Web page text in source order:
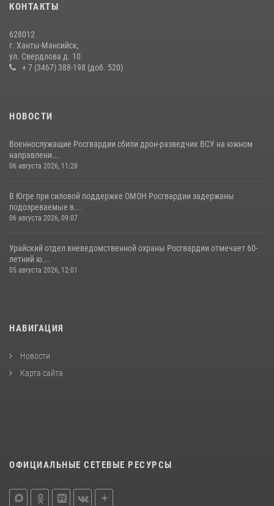
28 июля 2026, 09:15
тематические встречи с молодежью
29 июля 2026, 09:54
КОНТАКТЫ
628012
г. Ханты-Мансийск,
ул. Свердлова д. 10
+ 7 (3467) 388-198 (доб. 520)
НОВОСТИ
Военнослужащие Росгвардии сбили дрон-разведчик ВСУ на южном
направлени...
06 августа 2026, 11:28
В Югре при силовой поддержке ОМОН Росгвардии задержаны
подозреваемые в...
06 августа 2026, 09:07
Урайский отдел вневедомственной охраны Росгвардии отмечает 60-
летний ю...
05 августа 2026, 12:01
НАВИГАЦИЯ
Новости
Карта сайта
ОФИЦИАЛЬНЫЕ СЕТЕВЫЕ РЕСУРСЫ